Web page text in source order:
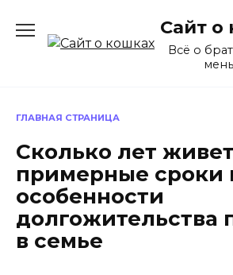
содержанию
Сайт о
Всё о
ГЛАВНАЯ СТРАНИЦА
Сколько лет
примерные сроки
особенности
долгожительства
в семье